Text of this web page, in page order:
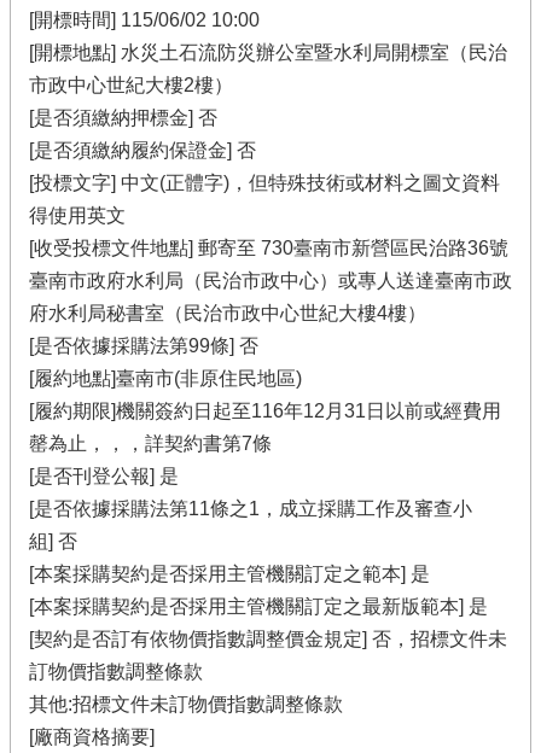
[開標時間] 115/06/02 10:00
[開標地點] 水災土石流防災辦公室暨水利局開標室（民治
市政中心世紀大樓2樓）
[是否須繳納押標金] 否
[是否須繳納履約保證金] 否
[投標文字] 中文(正體字)，但特殊技術或材料之圖文資料
得使用英文
[收受投標文件地點] 郵寄至 730臺南市新營區民治路36號
臺南市政府水利局（民治市政中心）或專人送達臺南市政
府水利局秘書室（民治市政中心世紀大樓4樓）
[是否依據採購法第99條] 否
[履約地點]臺南市(非原住民地區)
[履約期限]機關簽約日起至116年12月31日以前或經費用
罄為止，，，詳契約書第7條
[是否刊登公報] 是
[是否依據採購法第11條之1，成立採購工作及審查小
組] 否
[本案採購契約是否採用主管機關訂定之範本] 是
[本案採購契約是否採用主管機關訂定之最新版範本] 是
[契約是否訂有依物價指數調整價金規定] 否，招標文件未
訂物價指數調整條款
其他:招標文件未訂物價指數調整條款
[廠商資格摘要]